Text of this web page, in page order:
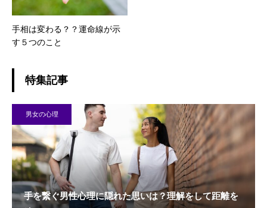
手相は変わる？？運命線が示
す５つのこと
特集記事
男女の心理
手を繋ぐ男性心理に隠れた思いは？理解をして距離を